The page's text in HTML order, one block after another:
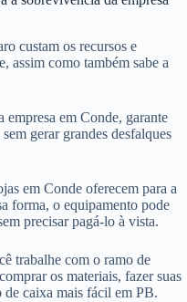
custam os recursos e
assim como também sabe a
empresa em Conde, garante
gerar grandes desfalques
em Conde oferecem para a
forma, o equipamento pode
precisar pagá-lo à vista.
trabalhe com o ramo de
os materiais, fazer suas
de caixa mais fácil em PB.